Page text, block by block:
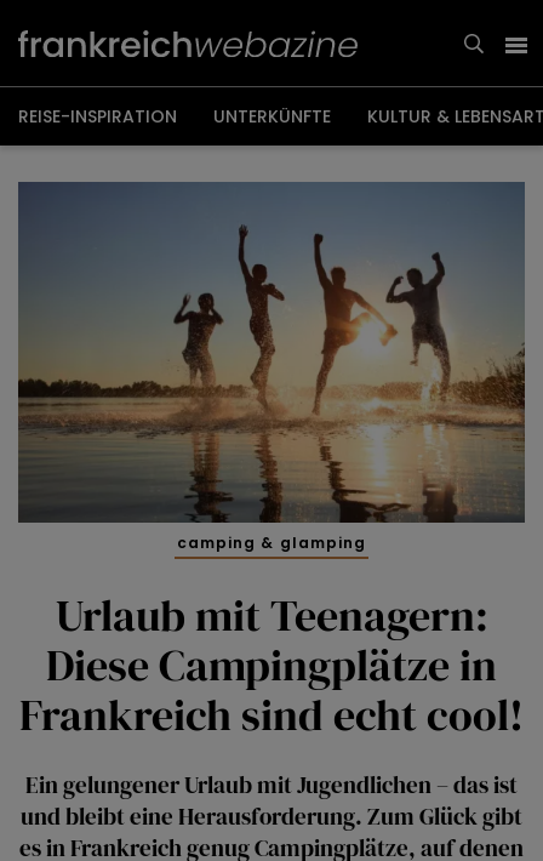
Inhalt
REISE-INSPIRATION UNTERKÜNFTE KULTUR &
camping & glamping
Urlaub mit Teenagern:
Diese Campingplätze in
Frankreich sind echt cool!
Ein gelungener Urlaub mit Jugendlichen – das ist
und bleibt eine Herausforderung. Zum Glück gibt
es in Frankreich genug Campingplätze, auf denen